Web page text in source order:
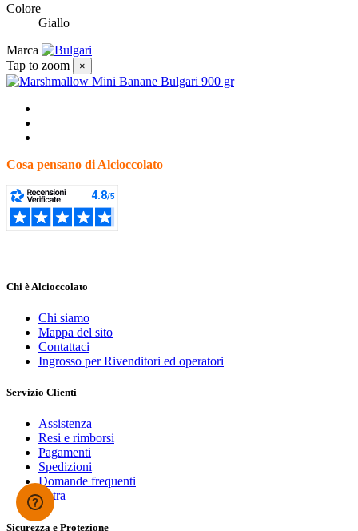
Colore
Giallo
Marca
Tap to zoom
×
Cosa pensano di Alcioccolato
Chi è Alcioccolato
Chi siamo
Mappa del sito
Contattaci
Ingrosso per Rivenditori ed operatori
Servizio Clienti
Assistenza
Resi e rimborsi
Pagamenti
Spedizioni
Domande frequenti
Entra
Sicurezza e Protezione